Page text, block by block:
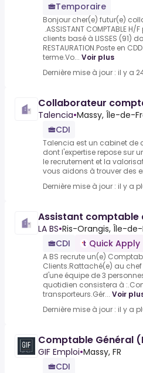
Temporaire
Bonjour cher(e) futur(e)
.ASSISTANT COMPTABLE
clients basé à LISSES (91)
RESTAURATION.Poste en
terme.Vo... Voir plus
Dernière mise à jour : il y a
Collaborateur
Talencia•Massy, Île-de-
CDI
Talencia est un cabinet de
dont l'expertise repose sur
le recrutement et la
vous aidons à trouver des
Dernière mise à jour : il y a
Assistant comptable
LA BS•Ris-Orangis, Île-
CDI
Quick Apply
A BS recrute un(e)
Clients.Rattaché(e) au
d'une équipe de 3
quotidien consistera à
transporteurs.Gér... Voir
Dernière mise à jour : il y a
Comptable Général
GIF Emploi•Massy, FR
CDI